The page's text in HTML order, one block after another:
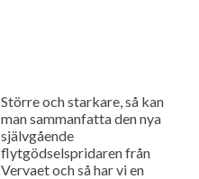
Större och starkare, så kan
man sammanfatta den nya
självgående
flytgödselspridaren från
Vervaet och så har vi en